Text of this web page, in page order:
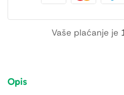
Vaše plaćanje je
Opis